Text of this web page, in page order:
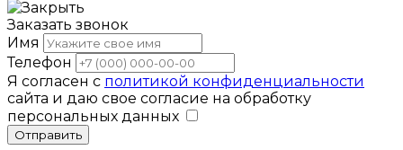
Заказать звонок
Имя
Телефон
Я согласен с политикой конфиденциальности
сайта и даю свое согласие на обработку
персональных данных
Отправить